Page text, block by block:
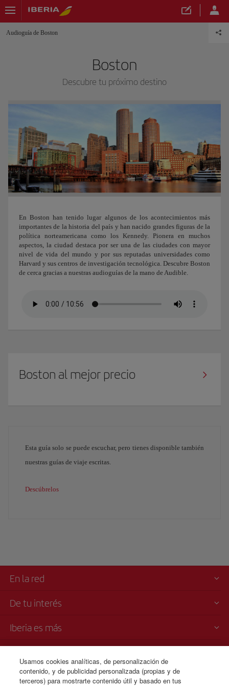
Audioguía de Boston
Boston
Descubre tu próximo destino
En Boston han tenido lugar algunos de los acontecimientos más
importantes de la historia del país y han nacido grandes figuras de la
política norteamericana como los Kennedy. Pionera en muchos
aspectos, la ciudad destaca por ser una de las ciudades con mayor
nivel de vida del mundo y por sus reputadas universidades como
Harvard y sus centros de investigación tecnológica. Descubre Boston
de cerca gracias a nuestras audioguías de la mano de Audible.
Boston al mejor precio
Esta guía solo se puede escuchar, pero tienes disponible también
nuestras guías de viaje escritas.
Descúbrelos
En la red
De tu interés
Iberia es más
Venta telefónica
Usamos cookies analíticas, de personalización de
contenido, y de publicidad personalizada (propias y de
terceros) para mostrarte contenido útil y basado en tus